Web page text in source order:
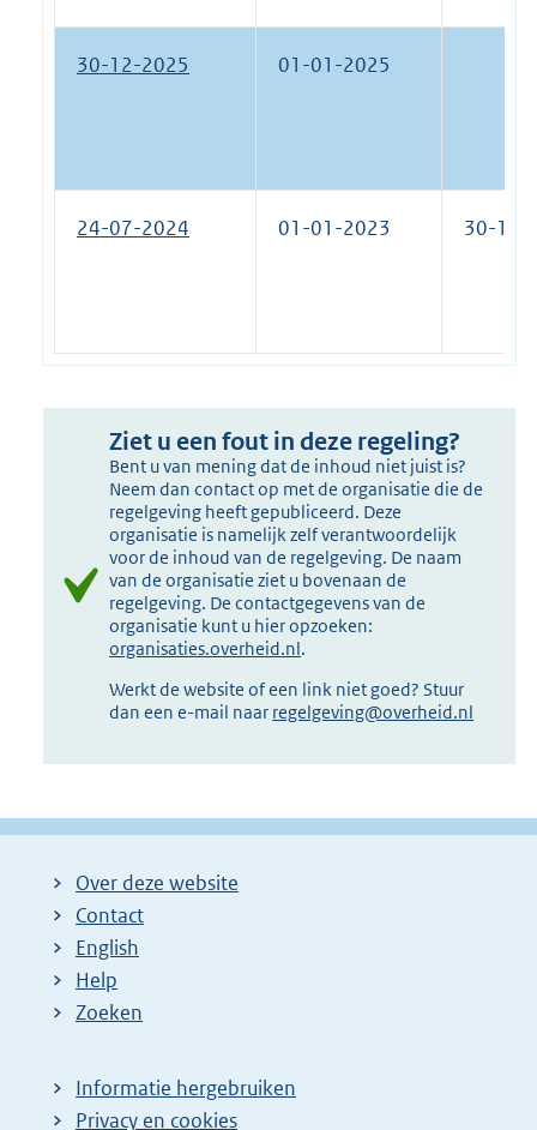
30-12-2025 01-01-2025
24-07-2024 01-01-2023 30-12-
Ziet u een fout in deze regeling?
Bent u van mening dat de inhoud niet juist is?
Neem dan contact op met de organisatie die de
regelgeving heeft gepubliceerd. Deze
organisatie is namelijk zelf verantwoordelijk
voor de inhoud van de regelgeving. De naam
van de organisatie ziet u bovenaan de
regelgeving. De contactgegevens van de
organisatie kunt u hier opzoeken:
organisaties.overheid.nl.
Werkt de website of een link niet goed? Stuur
dan een e-mail naar regelgeving@overheid.nl
Over deze website
Contact
English
Help
Zoeken
Informatie hergebruiken
Privacy en cookies